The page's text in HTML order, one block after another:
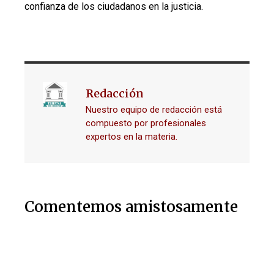
confianza de los ciudadanos en la justicia.
Redacción
Nuestro equipo de redacción está
compuesto por profesionales
expertos en la materia.
Comentemos amistosamente